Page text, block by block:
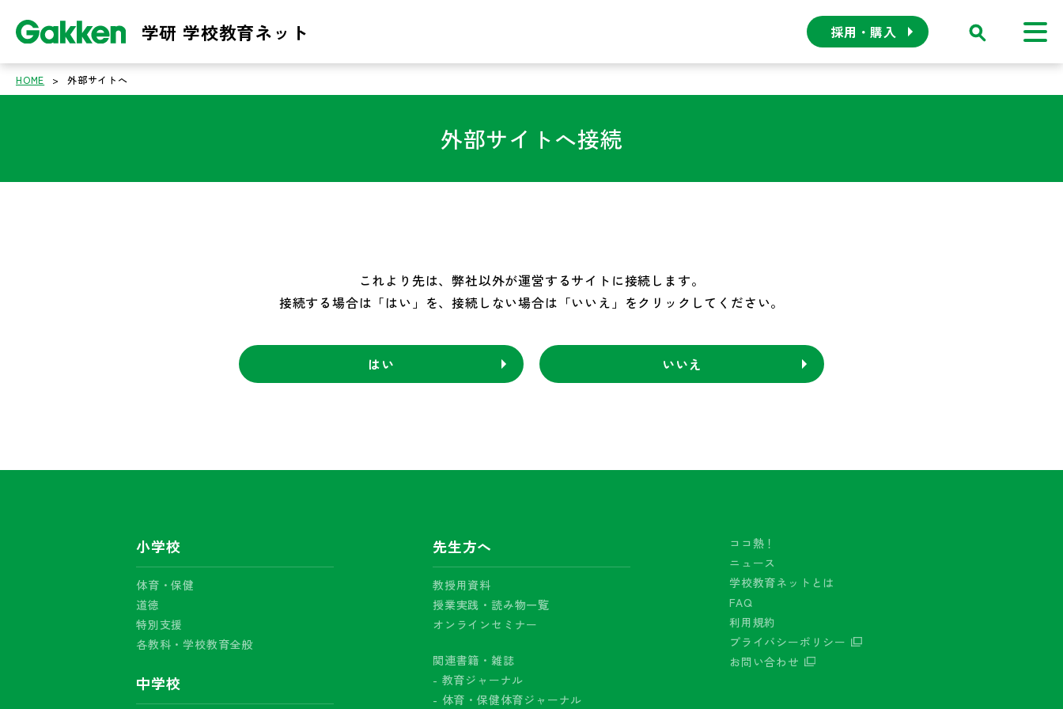
学研 学校教育ネット 採用・購入
HOME > 外部サイトへ
外部サイトへ接続
これより先は、弊社以外が運営するサイトに接続します。
接続する場合は「はい」を、接続しない場合は「いいえ」をクリックしてください。
はい いいえ
小学校
体育・保健
道徳
特別支援
各教科・学校教育全般
中学校
先生方へ
教授用資料
授業実践・読み物一覧
オンラインセミナー
関連書籍・雑誌
- 教育ジャーナル
- 体育・保健体育ジャーナル
ココ熱！
ニュース
学校教育ネットとは
FAQ
利用規約
プライバシーポリシー
お問い合わせ